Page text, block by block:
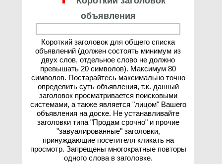
объявления
Короткий заголовок для общего списка
объявлений (должен состоять минимум из
двух слов, отдельное слово не должно
превышать 20 символов). Максимум 80
символов. Постарайтесь максимально точно
определить суть объявления, т.к. данный
заголовок просматривается поисковыми
системами, а также является "лицом" Вашего
объявления на доске. Не устанавливайте
заголовки типа "Продам срочно" и прочие
"завуалированные" заголовки,
принуждающие посетителя кликать на
просмотр. Запрещены многократные повторы
одного слова в заголовке.